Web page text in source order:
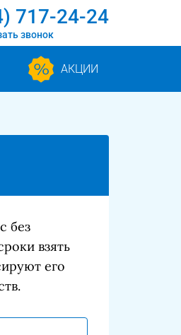
717-24-24
звонок
АКЦИИ
без
взять
его